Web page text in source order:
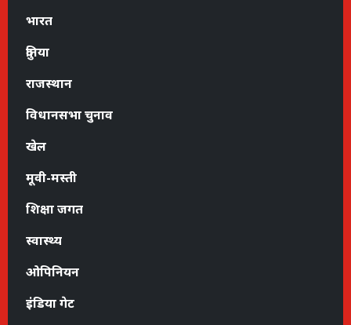
भारत
दुनिया
राजस्थान
विधानसभा चुनाव
खेल
मूवी-मस्ती
शिक्षा जगत
स्वास्थ्य
ओपिनियन
इंडिया गेट